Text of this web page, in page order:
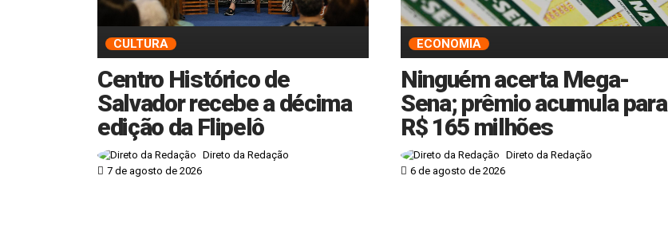
CULTURA
Centro Histórico de
Salvador recebe a décima
edição da Flipelô
Direto da Redação
7 de agosto de 2026
ECONOMIA
Ninguém acerta Mega-
Sena; prêmio acumula para
R$ 165 milhões
Direto da Redação
6 de agosto de 2026